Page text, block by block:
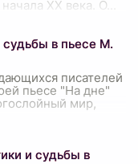
XX века. О
в пьесе М.
писателей
пьесе "На дне"
мир,
и судьбы в